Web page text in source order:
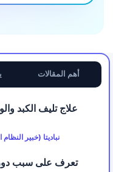
أهم المقالات
علاج تليف الكبد
نباديتا (خبير
تعرف على سبب دور